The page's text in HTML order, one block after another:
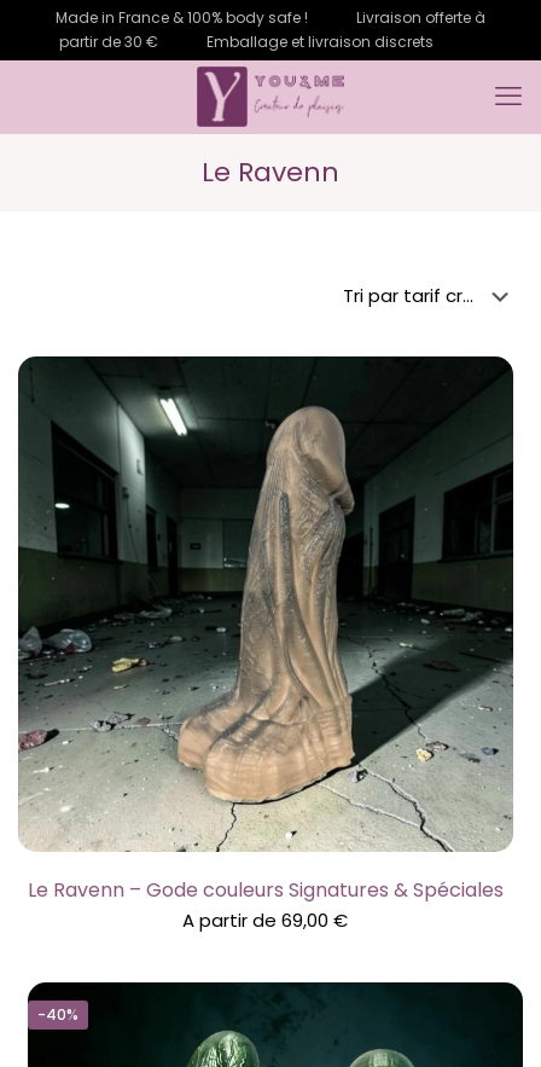
Made in France & 100% body safe !
Livraison offerte à
partir de 30 €
Emballage et livraison discrets
Le Ravenn
Le Ravenn – Gode couleurs Signatures & Spéciales
A partir de69,00€
-40%